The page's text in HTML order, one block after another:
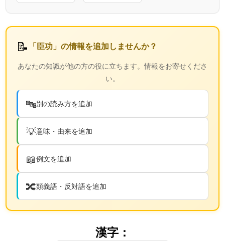
📝 「臣功」の情報を追加しませんか？
あなたの知識が他の方の役に立ちます。情報をお寄せくださ
い。
🔤別の読み方を追加
💡意味・由来を追加
📖例文を追加
🔀類義語・反対語を追加
漢字：